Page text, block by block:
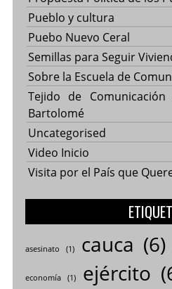
Pueblo y cultura
Puebo Nuevo Ceral
Semillas para Seguir
Sobre la Escuela de
Tejido de
Bartolomé
Uncategorised
Video Inicio
Visita por el País que
asesinato (1) cauca (6)
economía(1) ejército